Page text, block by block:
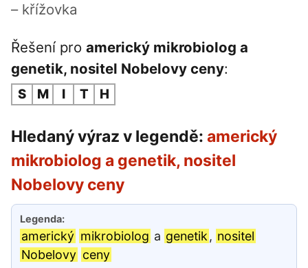
– křížovka
Řešení pro americký mikrobiolog a
genetik, nositel Nobelovy ceny:
S M I T H
Hledaný výraz v legendě: americký
mikrobiolog a genetik, nositel
Nobelovy ceny
americký mikrobiolog a genetik, nositel
Nobelovy ceny